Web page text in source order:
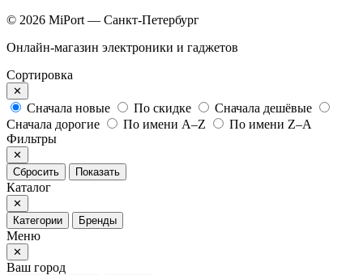
© 2026 MiPort — Санкт-Петербург
Онлайн-магазин электроники и гаджетов
Сортировка
✕
Сначала новые По скидке
Сначала дешёвые
Сначала дорогие
По имени A–Z
По имени Z–A
Фильтры
✕
Сбросить
Показать
Каталог
✕
Категории
Бренды
Меню
✕
Ваш город